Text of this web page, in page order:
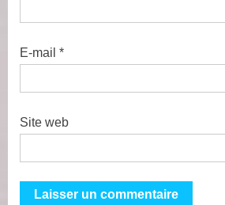
E-mail *
Site web